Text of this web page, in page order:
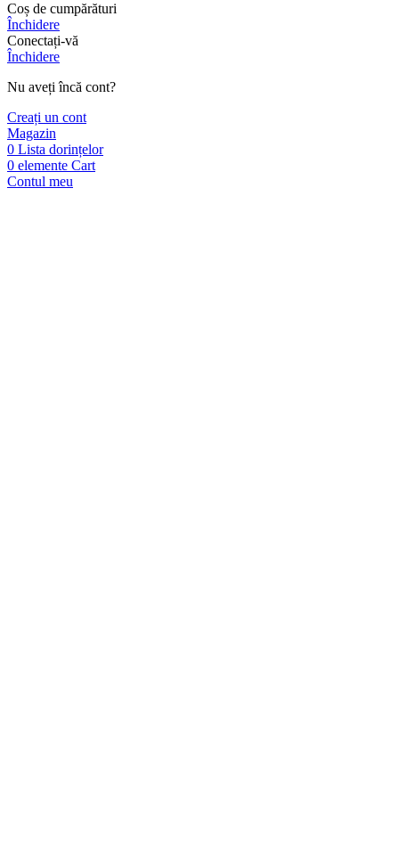
Coș de cumpărături
Închidere
Conectați-vă
Închidere
Nu aveți încă cont?
Creați un cont
Magazin
0 Lista dorințelor
0 elemente Cart
Contul meu